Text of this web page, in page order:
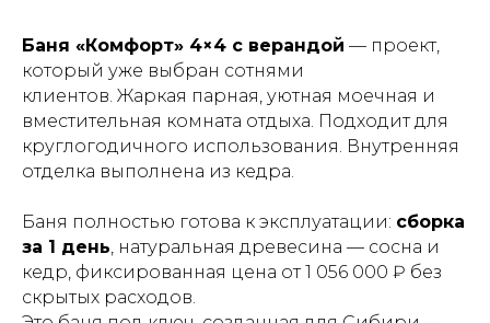
Баня «Комфорт» 4×4 с верандой — проект,
который уже выбран сотнями
клиентов. Жаркая парная, уютная моечная и
вместительная комната отдыха. Подходит для
круглогодичного использования. Внутренняя
отделка выполнена из кедра.
Баня полностью готова к эксплуатации: сборка
за 1 день, натуральная древесина — сосна и
кедр, фиксированная цена от 1 056 000 ₽ без
скрытых расходов.
Почему выбирают